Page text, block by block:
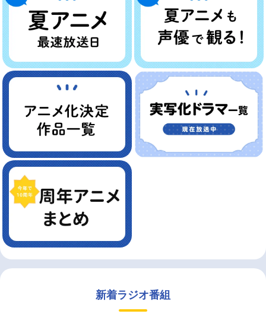
新着ラジオ番組